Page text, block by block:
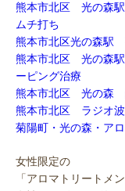
熊本市北区 光の森
ムチ打ち
熊本市北区光の森
熊本市北区 光の
ーピング治療
熊本市北区 光の森
熊本市北区 ラジオ
菊陽町・光の森・ア
女性限定の
「アロマトリートメ